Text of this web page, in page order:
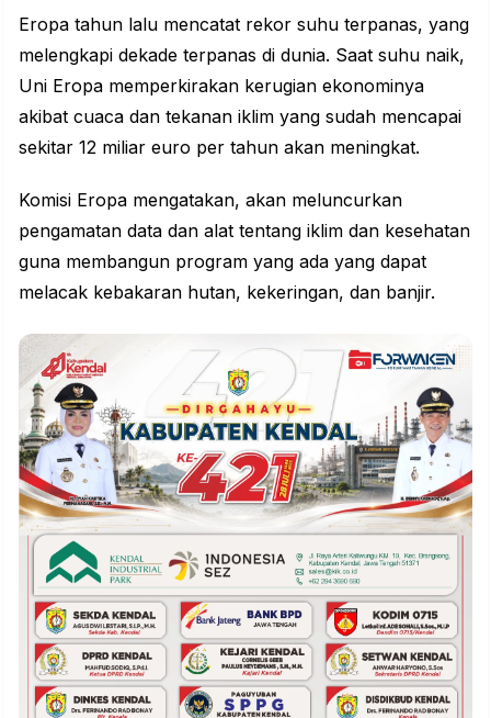
Eropa tahun lalu mencatat rekor suhu terpanas, yang
melengkapi dekade terpanas di dunia. Saat suhu naik,
Uni Eropa memperkirakan kerugian ekonominya
akibat cuaca dan tekanan iklim yang sudah mencapai
sekitar 12 miliar euro per tahun akan meningkat.
Komisi Eropa mengatakan, akan meluncurkan
pengamatan data dan alat tentang iklim dan kesehatan
guna membangun program yang ada yang dapat
melacak kebakaran hutan, kekeringan, dan banjir.